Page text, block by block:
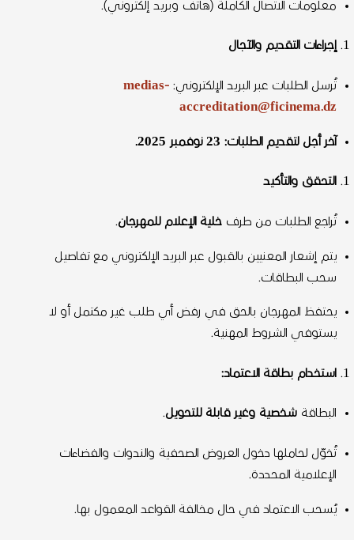
معلومات الاتصال الكاملة (هاتف وبريد إلكتروني).
إجراءات التقديم والآجال
تُرسل الطلبات عبر البريد الإلكتروني:medias-
accreditation@ficinema.dz
آخر أجل لتقديم الطلبات: 23 نوفمبر 2025.
التحقق والتأكيد
تُراجع الطلبات من طرفخلية الإعلام للمهرجان.
يتم إشعار المعنيين بالقبول عبر البريد الإلكتروني مع تفاصيل
سحب البطاقات.
يحتفظ المهرجان بالحق في رفض أي طلب غير مكتمل أو لا
يستوفي الشروط المهنية.
استخدام بطاقة الاعتماد:
البطاقةشخصية وغير قابلة للتحويل.
تُخوّل لحاملها دخول العروض الصحفية والندوات والفضاءات
الإعلامية المحددة.
يُسحب الاعتماد في حال مخالفة القواعد المعمول بها.